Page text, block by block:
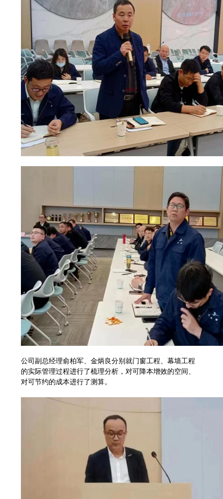
公司副总经理俞柏军、金炳良分别就门窗工程、幕墙工程
的实际管理过程进行了梳理分析，对可降本增效的空间、
对可节约的成本进行了测算。